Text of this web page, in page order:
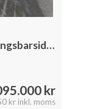
Iveco Daily 72C18 A8 Skåpbil Öppningsbarsida Fullutrustad
kr
kr inkl. moms